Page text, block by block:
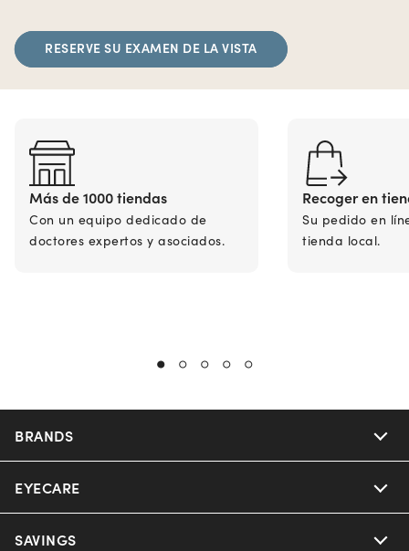
RESERVE SU EXAMEN DE LA VISTA
Más de 1000 tiendas
Con un equipo dedicado de
doctores expertos y asociados.
Recoger en
Su pedido en
tienda local.
BRANDS
Nuance Audio
Ray-Ban
EYECARE
Our Eyeglasses
SAVINGS